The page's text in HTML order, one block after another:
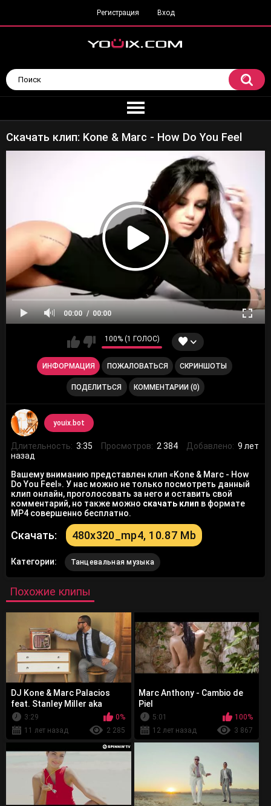
Регистрация Вход
Скачать клип: Kone & Marc - How Do You Feel
00:00 00:00
100% (1 ГОЛОС)
ИНФОРМАЦИЯ ПОЖАЛОВАТЬСЯ СКРИНШОТЫ
ПОДЕЛИТЬСЯ КОММЕНТАРИИ (0)
youix.bot
Длительность: 3:35 Просмотров: 2 384 Добавлено: 9 лет
назад
Вашему вниманию представлен клип «Kone & Marc - How
Do You Feel». У нас можно не только посмотреть данный
клип онлайн, проголосовать за него и оставить свой
комментарий, но также можно скачать клип в формате
MP4 совершенно бесплатно.
Скачать: 480x320_mp4, 10.87 Mb
Категории: Танцевальная музыка
Похожие клипы
DJ Kone & Marc Palacios
feat. Stanley Miller aka
Chipper - Place 2 Play
3:29
0%
11 лет назад
2 285
Marc Anthony - Cambio de
Piel
5:01
100%
12 лет назад
3 867